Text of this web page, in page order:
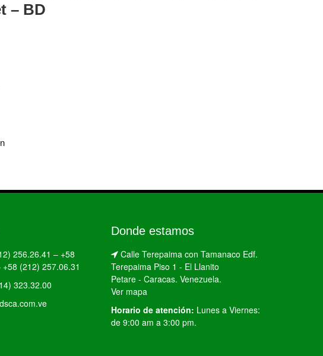
– BD
256.26.41 – +58
+58 (212) 257.06.31
323.32.00
Donde estamos
Calle Terepaima con Tamanaco Edf.
Terepaima Piso 1 - El Llanito
Petare - Caracas. Venezuela.
Ver mapa
Horario de atención: Lunes a Viernes:
de 9:00 am a 3:00 pm.